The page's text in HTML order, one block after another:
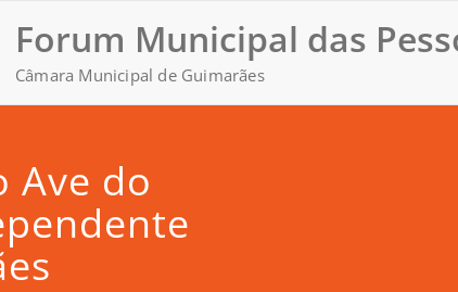
Forum Municipal das
Câmara Municipal de Guimarães
Ave do